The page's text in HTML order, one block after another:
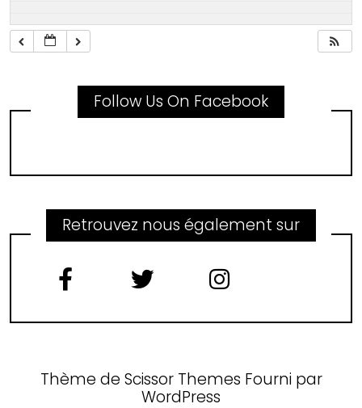
Follow Us On Facebook
Retrouvez nous également sur
Thème de Scissor Themes Fourni par
WordPress